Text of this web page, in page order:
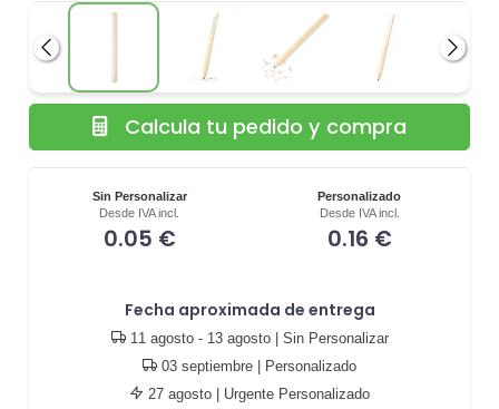
Anterior
Sin Personalizar
Desde IVA incl.
0.05 €
Personalizado
Desde IVA incl.
0.16 €
Fecha aproximada de entrega
11 agosto - 13 agosto| Sin Personalizar
03 septiembre | Personalizado
27 agosto | Urgente Personalizado
Calcula tu pedido y compra